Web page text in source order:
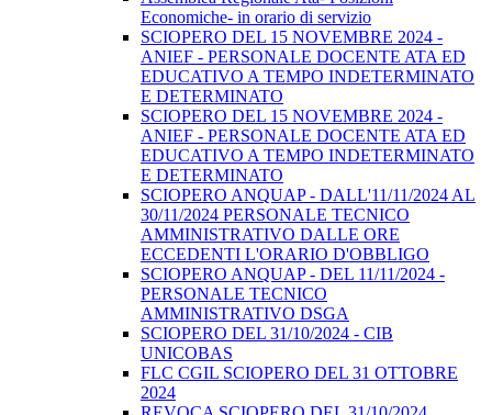
Economiche- in orario di servizio
SCIOPERO DEL 15 NOVEMBRE 2024 -
ANIEF - PERSONALE DOCENTE ATA ED
EDUCATIVO A TEMPO INDETERMINATO
E DETERMINATO
SCIOPERO DEL 15 NOVEMBRE 2024 -
ANIEF - PERSONALE DOCENTE ATA ED
EDUCATIVO A TEMPO INDETERMINATO
E DETERMINATO
SCIOPERO ANQUAP - DALL'11/11/2024 AL
30/11/2024 PERSONALE TECNICO
AMMINISTRATIVO DALLE ORE
ECCEDENTI L'ORARIO D'OBBLIGO
SCIOPERO ANQUAP - DEL 11/11/2024 -
PERSONALE TECNICO
AMMINISTRATIVO DSGA
SCIOPERO DEL 31/10/2024 - CIB
UNICOBAS
FLC CGIL SCIOPERO DEL 31 OTTOBRE
2024